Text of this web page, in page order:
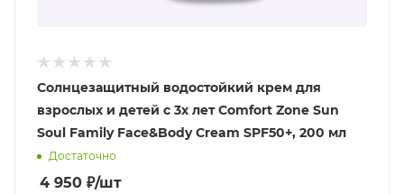
Солнцезащитный водостойкий крем для
взрослых и детей с 3х лет Comfort Zone Sun
Soul Family Face&Body Cream SPF50+, 200 мл
Достаточно
4 950 ₽/шт